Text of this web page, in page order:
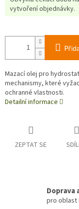
vytvoření objednávky.
Mazací olej pro
mechanismy, které
ochranné vlastnosti.
Detailní informace
ZEPTAT SE
Doprava
pro oblast